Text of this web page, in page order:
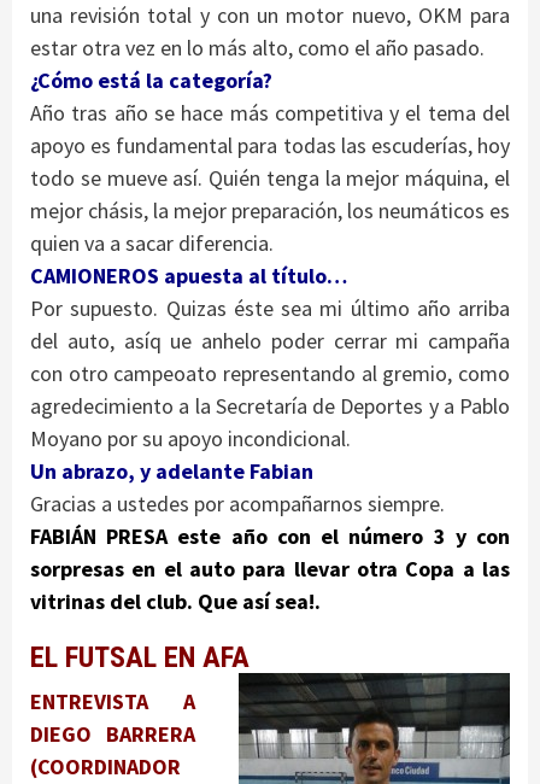
una revisión total y con un motor nuevo, OKM para
estar otra vez en lo más alto, como el año pasado.
¿Cómo está la categoría?
Año tras año se hace más competitiva y el tema del
apoyo es fundamental para todas las escuderías, hoy
todo se mueve así. Quién tenga la mejor máquina, el
mejor chásis, la mejor preparación, los neumáticos es
quien va a sacar diferencia.
CAMIONEROS apuesta al título…
Por supuesto. Quizas éste sea mi último año arriba
del auto, asíq ue anhelo poder cerrar mi campaña
con otro campeoato representando al gremio, como
agredecimiento a la Secretaría de Deportes y a Pablo
Moyano por su apoyo incondicional.
Un abrazo, y adelante Fabian
Gracias a ustedes por acompañarnos siempre.
FABIÁN PRESA este año con el número 3 y con
sorpresas en el auto para llevar otra Copa a las
vitrinas del club. Que así sea!.
EL FUTSAL EN AFA
ENTREVISTA A
DIEGO BARRERA
(COORDINADOR